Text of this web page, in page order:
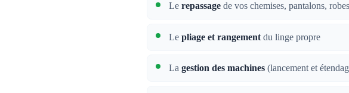
Le repassage de vos chemises, pantalons,
Le pliage et rangementdu linge propre
La gestion des machines (lancement et